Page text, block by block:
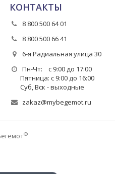
КОНТАКТЫ
8 800 500 64 01
8 800 500 66 41
6-я Радиальная улица 30
Пн-Чт: с 9:00 до 17:00
Пятница: с 9:00 до 16:00
Суб, Вск - выходные
zakaz@mybegemot.ru
®